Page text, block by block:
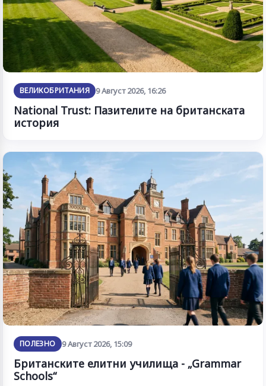
ВЕЛИКОБРИТАНИЯ 9 Август 2026, 16:26
National Trust: Пазителите на британската
история
ПОЛЕЗНО 9 Август 2026, 15:09
Британските елитни училища - „Grammar
Schools“